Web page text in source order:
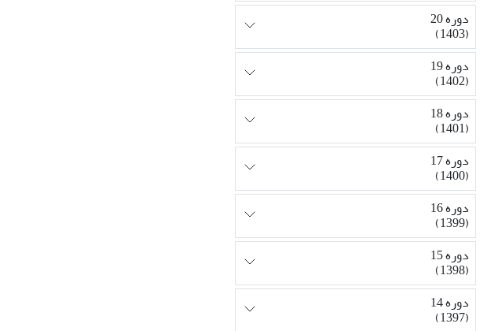
دوره 20
(1403)
دوره 19
(1402)
دوره 18
(1401)
دوره 17
(1400)
دوره 16
(1399)
دوره 15
(1398)
دوره 14
(1397)